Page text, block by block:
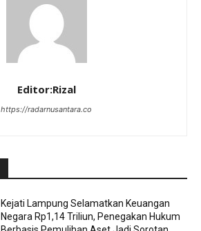
Editor:Rizal
https://radarnusantara.co
Kejati Lampung Selamatkan Keuangan
Negara Rp1,14 Triliun, Penegakan Hukum